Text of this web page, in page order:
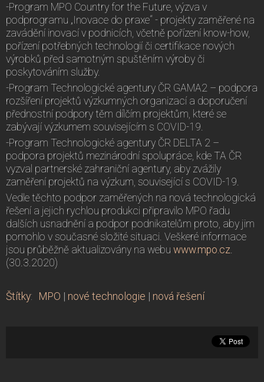
-Program MPO Country for the Future, výzva v
podprogramu „Inovace do praxe“ - projekty zaměřené na
zavádění inovací v podnicích, včetně pořízení know-how,
pořízení potřebných technologií či certifikace nových
výrobků před samotným spuštěním výroby či
poskytováním služby.
-Program Technologické agentury ČR GAMA2 – podpora
rozšíření projektů výzkumných organizací a doporučení
přednostní podpory těm dílčím projektům, které se
zabývají výzkumem souvisejícím s COVID-19.
-Program Technologické agentury ČR DELTA 2 –
podpora projektů mezinárodní spolupráce, kde TA ČR
vyzval partnerské zahraniční agentury, aby zvážily
zaměření projektů na výzkum, související s COVID-19.
Vedle těchto podpor zaměřených na nová technologická
řešení a jejich rychlou produkci připravilo MPO řadu
dalších usnadnění a podpor podnikatelům proto, aby jim
pomohlo v současné složité situaci. Veškeré informace
jsou průběžně aktualizovány na webu www.mpo.cz
(30.3.2020)
Štítky: MPO | nové technologie | nová řešení